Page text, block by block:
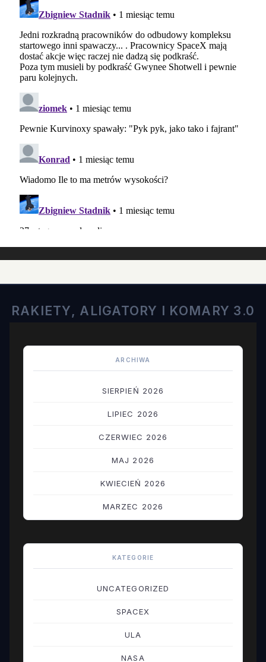
RAKIETY, ALIGATORY I KOMARY 3.0
ARCHIWA
SIERPIEŃ 2026
LIPIEC 2026
CZERWIEC 2026
MAJ 2026
KWIECIEŃ 2026
MARZEC 2026
STYCZEŃ 2026
KATEGORIE
UNCATEGORIZED
SPACEX
ULA
NASA